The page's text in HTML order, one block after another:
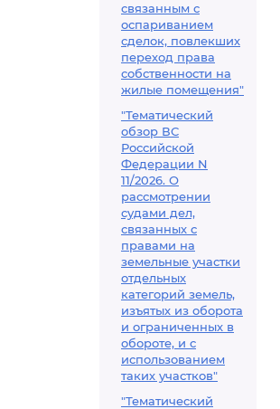
связанным с
оспариванием
сделок, повлекших
переход права
собственности на
жилые помещения"
"Тематический
обзор ВС
Российской
Федерации N
11/2026. О
рассмотрении
судами дел,
связанных с
правами на
земельные участки
отдельных
категорий земель,
изъятых из оборота
и ограниченных в
обороте, и с
использованием
таких участков"
"Тематический